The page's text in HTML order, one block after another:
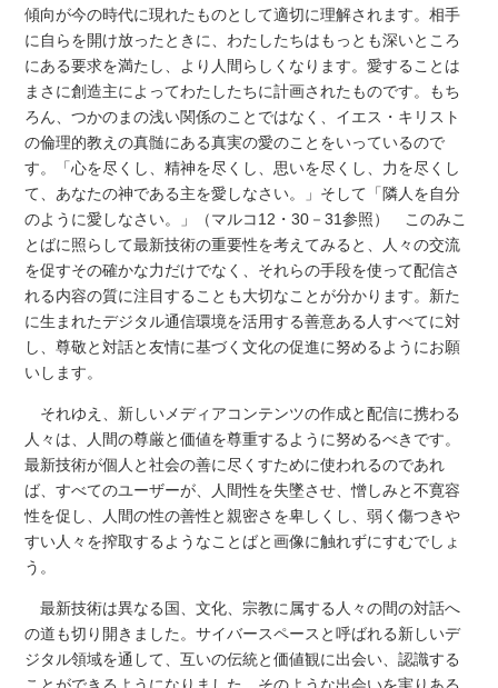
傾向が今の時代に現れたものとして適切に理解されます。相手
に自らを開け放ったときに、わたしたちはもっとも深いところ
にある要求を満たし、より人間らしくなります。愛することは
まさに創造主によってわたしたちに計画されたものです。もち
ろん、つかのまの浅い関係のことではなく、イエス・キリスト
の倫理的教えの真髄にある真実の愛のことをいっているので
す。「心を尽くし、精神を尽くし、思いを尽くし、力を尽くし
て、あなたの神である主を愛しなさい。」そして「隣人を自分
のように愛しなさい。」（マルコ12・30－31参照） このみこ
とばに照らして最新技術の重要性を考えてみると、人々の交流
を促すその確かな力だけでなく、それらの手段を使って配信さ
れる内容の質に注目することも大切なことが分かります。新た
に生まれたデジタル通信環境を活用する善意ある人すべてに対
し、尊敬と対話と友情に基づく文化の促進に努めるようにお願
いします。
それゆえ、新しいメディアコンテンツの作成と配信に携わる
人々は、人間の尊厳と価値を尊重するように努めるべきです。
最新技術が個人と社会の善に尽くすために使われるのであれ
ば、すべてのユーザーが、人間性を失墜させ、憎しみと不寛容
性を促し、人間の性の善性と親密さを卑しくし、弱く傷つきや
すい人々を搾取するようなことばと画像に触れずにすむでしょ
う。
最新技術は異なる国、文化、宗教に属する人々の間の対話へ
の道も切り開きました。サイバースペースと呼ばれる新しいデ
ジタル領域を通して、互いの伝統と価値観に出会い、認識する